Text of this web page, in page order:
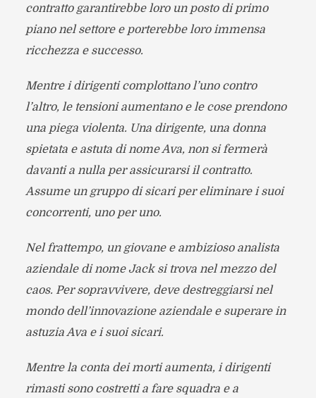
contratto garantirebbe loro un posto di primo
piano nel settore e porterebbe loro immensa
ricchezza e successo.
Mentre i dirigenti complottano l’uno contro
l’altro, le tensioni aumentano e le cose prendono
una piega violenta. Una dirigente, una donna
spietata e astuta di nome Ava, non si fermerà
davanti a nulla per assicurarsi il contratto.
Assume un gruppo di sicari per eliminare i suoi
concorrenti, uno per uno.
Nel frattempo, un giovane e ambizioso analista
aziendale di nome Jack si trova nel mezzo del
caos. Per sopravvivere, deve destreggiarsi nel
mondo dell’innovazione aziendale e superare in
astuzia Ava e i suoi sicari.
Mentre la conta dei morti aumenta, i dirigenti
rimasti sono costretti a fare squadra e a